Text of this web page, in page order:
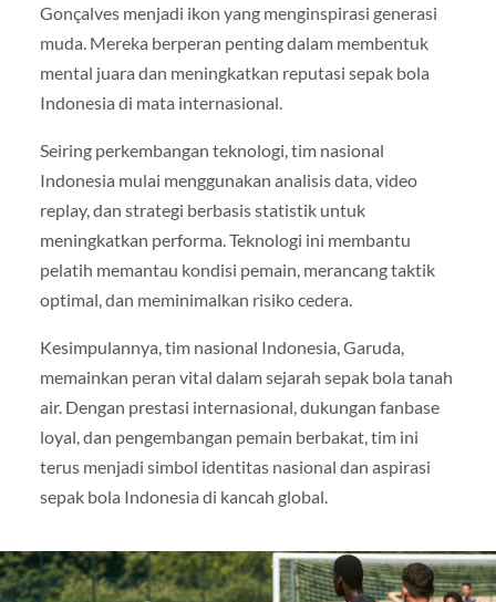
Gonçalves menjadi ikon yang menginspirasi generasi
muda. Mereka berperan penting dalam membentuk
mental juara dan meningkatkan reputasi sepak bola
Indonesia di mata internasional.
Seiring perkembangan teknologi, tim nasional
Indonesia mulai menggunakan analisis data, video
replay, dan strategi berbasis statistik untuk
meningkatkan performa. Teknologi ini membantu
pelatih memantau kondisi pemain, merancang taktik
optimal, dan meminimalkan risiko cedera.
Kesimpulannya, tim nasional Indonesia, Garuda,
memainkan peran vital dalam sejarah sepak bola tanah
air. Dengan prestasi internasional, dukungan fanbase
loyal, dan pengembangan pemain berbakat, tim ini
terus menjadi simbol identitas nasional dan aspirasi
sepak bola Indonesia di kancah global.